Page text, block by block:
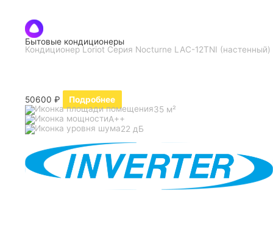
Бытовые кондиционеры
Кондиционер Loriot Серия Nocturne LAC-12TNI (настенный)
50600₽
Подробнее
35 м²
A++
22 дБ